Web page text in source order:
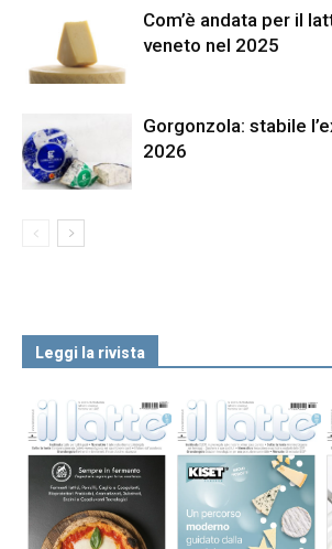
Com’è andata per il
veneto nel 2025
Gorgonzola: stabile
2026
Leggi la rivista